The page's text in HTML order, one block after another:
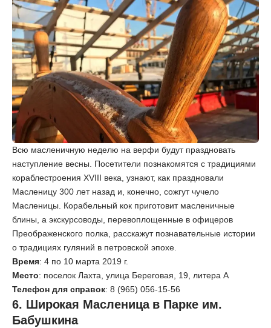
Всю масленичную неделю на верфи будут праздновать
наступление весны. Посетители познакомятся с традициями
кораблестроения XVIII века, узнают, как праздновали
Масленицу 300 лет назад и, конечно, сожгут чучело
Масленицы. Корабельный кок приготовит масленичные
блины, а экскурсоводы, перевоплощенные в офицеров
Преображенского полка, расскажут познавательные истории
о традициях гуляний в петровской эпохе.
Время: 4 по 10 марта 2019 г.
Место: поселок Лахта, улица Береговая, 19, литера А
Телефон для справок: 8 (965) 056-15-56
6. Широкая Масленица в Парке им.
Бабушкина